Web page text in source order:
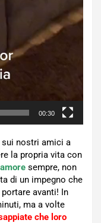
00:30
nostri amici a
la propria vita con
sempre, non
di un impegno che
avanti! In
ma a volte
che loro